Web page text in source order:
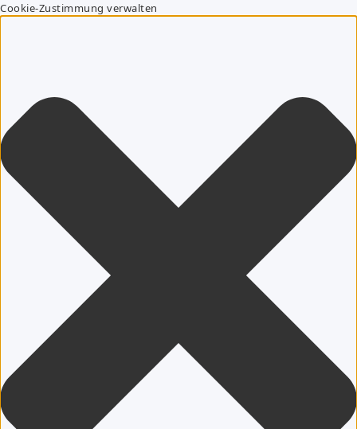
Cookie-Zustimmung verwalten